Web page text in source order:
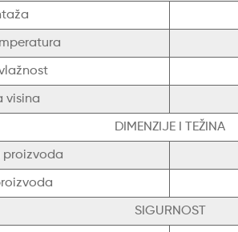
visina
DIMENZIJE I TEŽINA
proizvoda
SIGURNOST